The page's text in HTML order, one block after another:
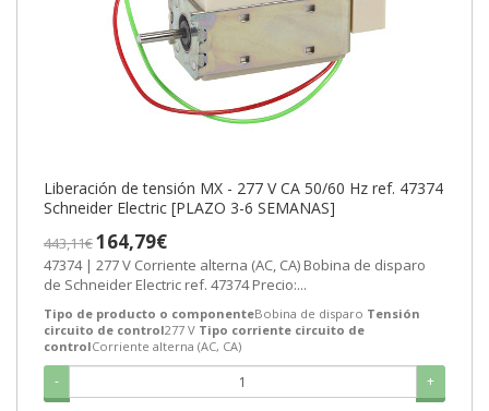
Liberación de tensión MX - 277 V CA 50/60 Hz ref. 47374
Schneider Electric [PLAZO 3-6 SEMANAS]
443,11€164,79€
47374 | 277 V Corriente alterna (AC, CA) Bobina de disparo
de Schneider Electric ref. 47374 Precio:...
Tipo de producto o componenteBobina de disparo Tensión
circuito de control277 V Tipo corriente circuito de
controlCorriente alterna (AC, CA)
- +